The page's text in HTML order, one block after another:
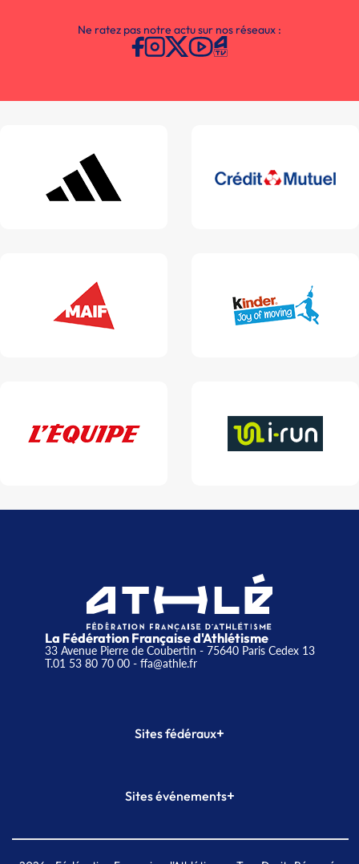
Ne ratez pas notre actu sur nos réseaux :
La Fédération Française d'Athlétisme
33 Avenue Pierre de Coubertin - 75640 Paris Cedex 13
T.01 53 80 70 00- ffa@athle.fr
Sites fédéraux+
Plateforme Formation
Sites événements+
Meeting de Paris indoor